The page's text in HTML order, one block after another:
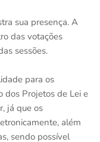
sua presença. A
das votações
sessões.
para os
dos Projetos de Lei e
já que os
além
sendo possível